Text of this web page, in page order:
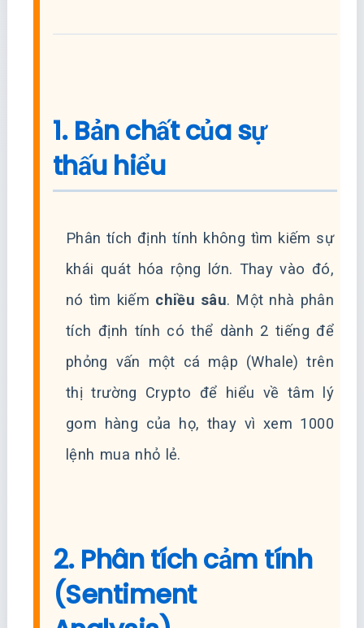
1. Bản chất của sự
thấu hiểu
Phân tích định tính không tìm kiếm sự
khái quát hóa rộng lớn. Thay vào đó,
nó tìm kiếm chiều sâu. Một nhà phân
tích định tính có thể dành 2 tiếng để
phỏng vấn một cá mập (Whale) trên
thị trường Crypto để hiểu về tâm lý
gom hàng của họ, thay vì xem 1000
lệnh mua nhỏ lẻ.
2. Phân tích cảm tính
(Sentiment